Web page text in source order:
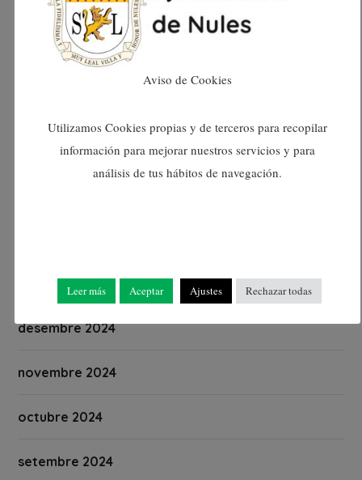
juliol 2025
juny 2025
abril 2025
gener 2025
desembre 2024
novembre 2024
octubre 2024
setembre 2024
Aviso de Cookies
Utilizamos Cookies propias y de terceros para recopilar
información para mejorar nuestros servicios y para
análisis de tus hábitos de navegación.
Leer más Aceptar Ajustes Rechazar todas